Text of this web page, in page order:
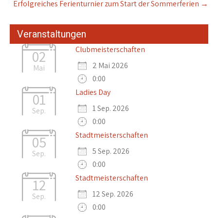
Erfolgreiches Ferienturnier zum Start der Sommerferien →
Veranstaltungen
02
Mai
Clubmeisterschaften
2 Mai 2026
0:00
01
Sep.
Ladies Day
1 Sep. 2026
0:00
05
Sep.
Stadtmeisterschaften
5 Sep. 2026
0:00
12
Sep.
Stadtmeisterschaften
12 Sep. 2026
0:00